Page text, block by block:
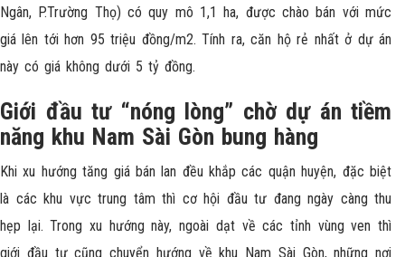
Ngân, P.Trường Thọ) có quy mô 1,1 ha, được chào bán với mức
giá lên tới hơn 95 triệu đồng/m2. Tính ra, căn hộ rẻ nhất ở dự án
này có giá không dưới 5 tỷ đồng.
Giới đầu tư “nóng lòng” chờ dự án tiềm
năng khu Nam Sài Gòn bung hàng
Khi xu hướng tăng giá bán lan đều khắp các quận huyện, đặc biệt
là các khu vực trung tâm thì cơ hội đầu tư đang ngày càng thu
hẹp lại. Trong xu hướng này, ngoài dạt về các tỉnh vùng ven thì
giới đầu tư cũng chuyển hướng về khu Nam Sài Gòn, những nơi